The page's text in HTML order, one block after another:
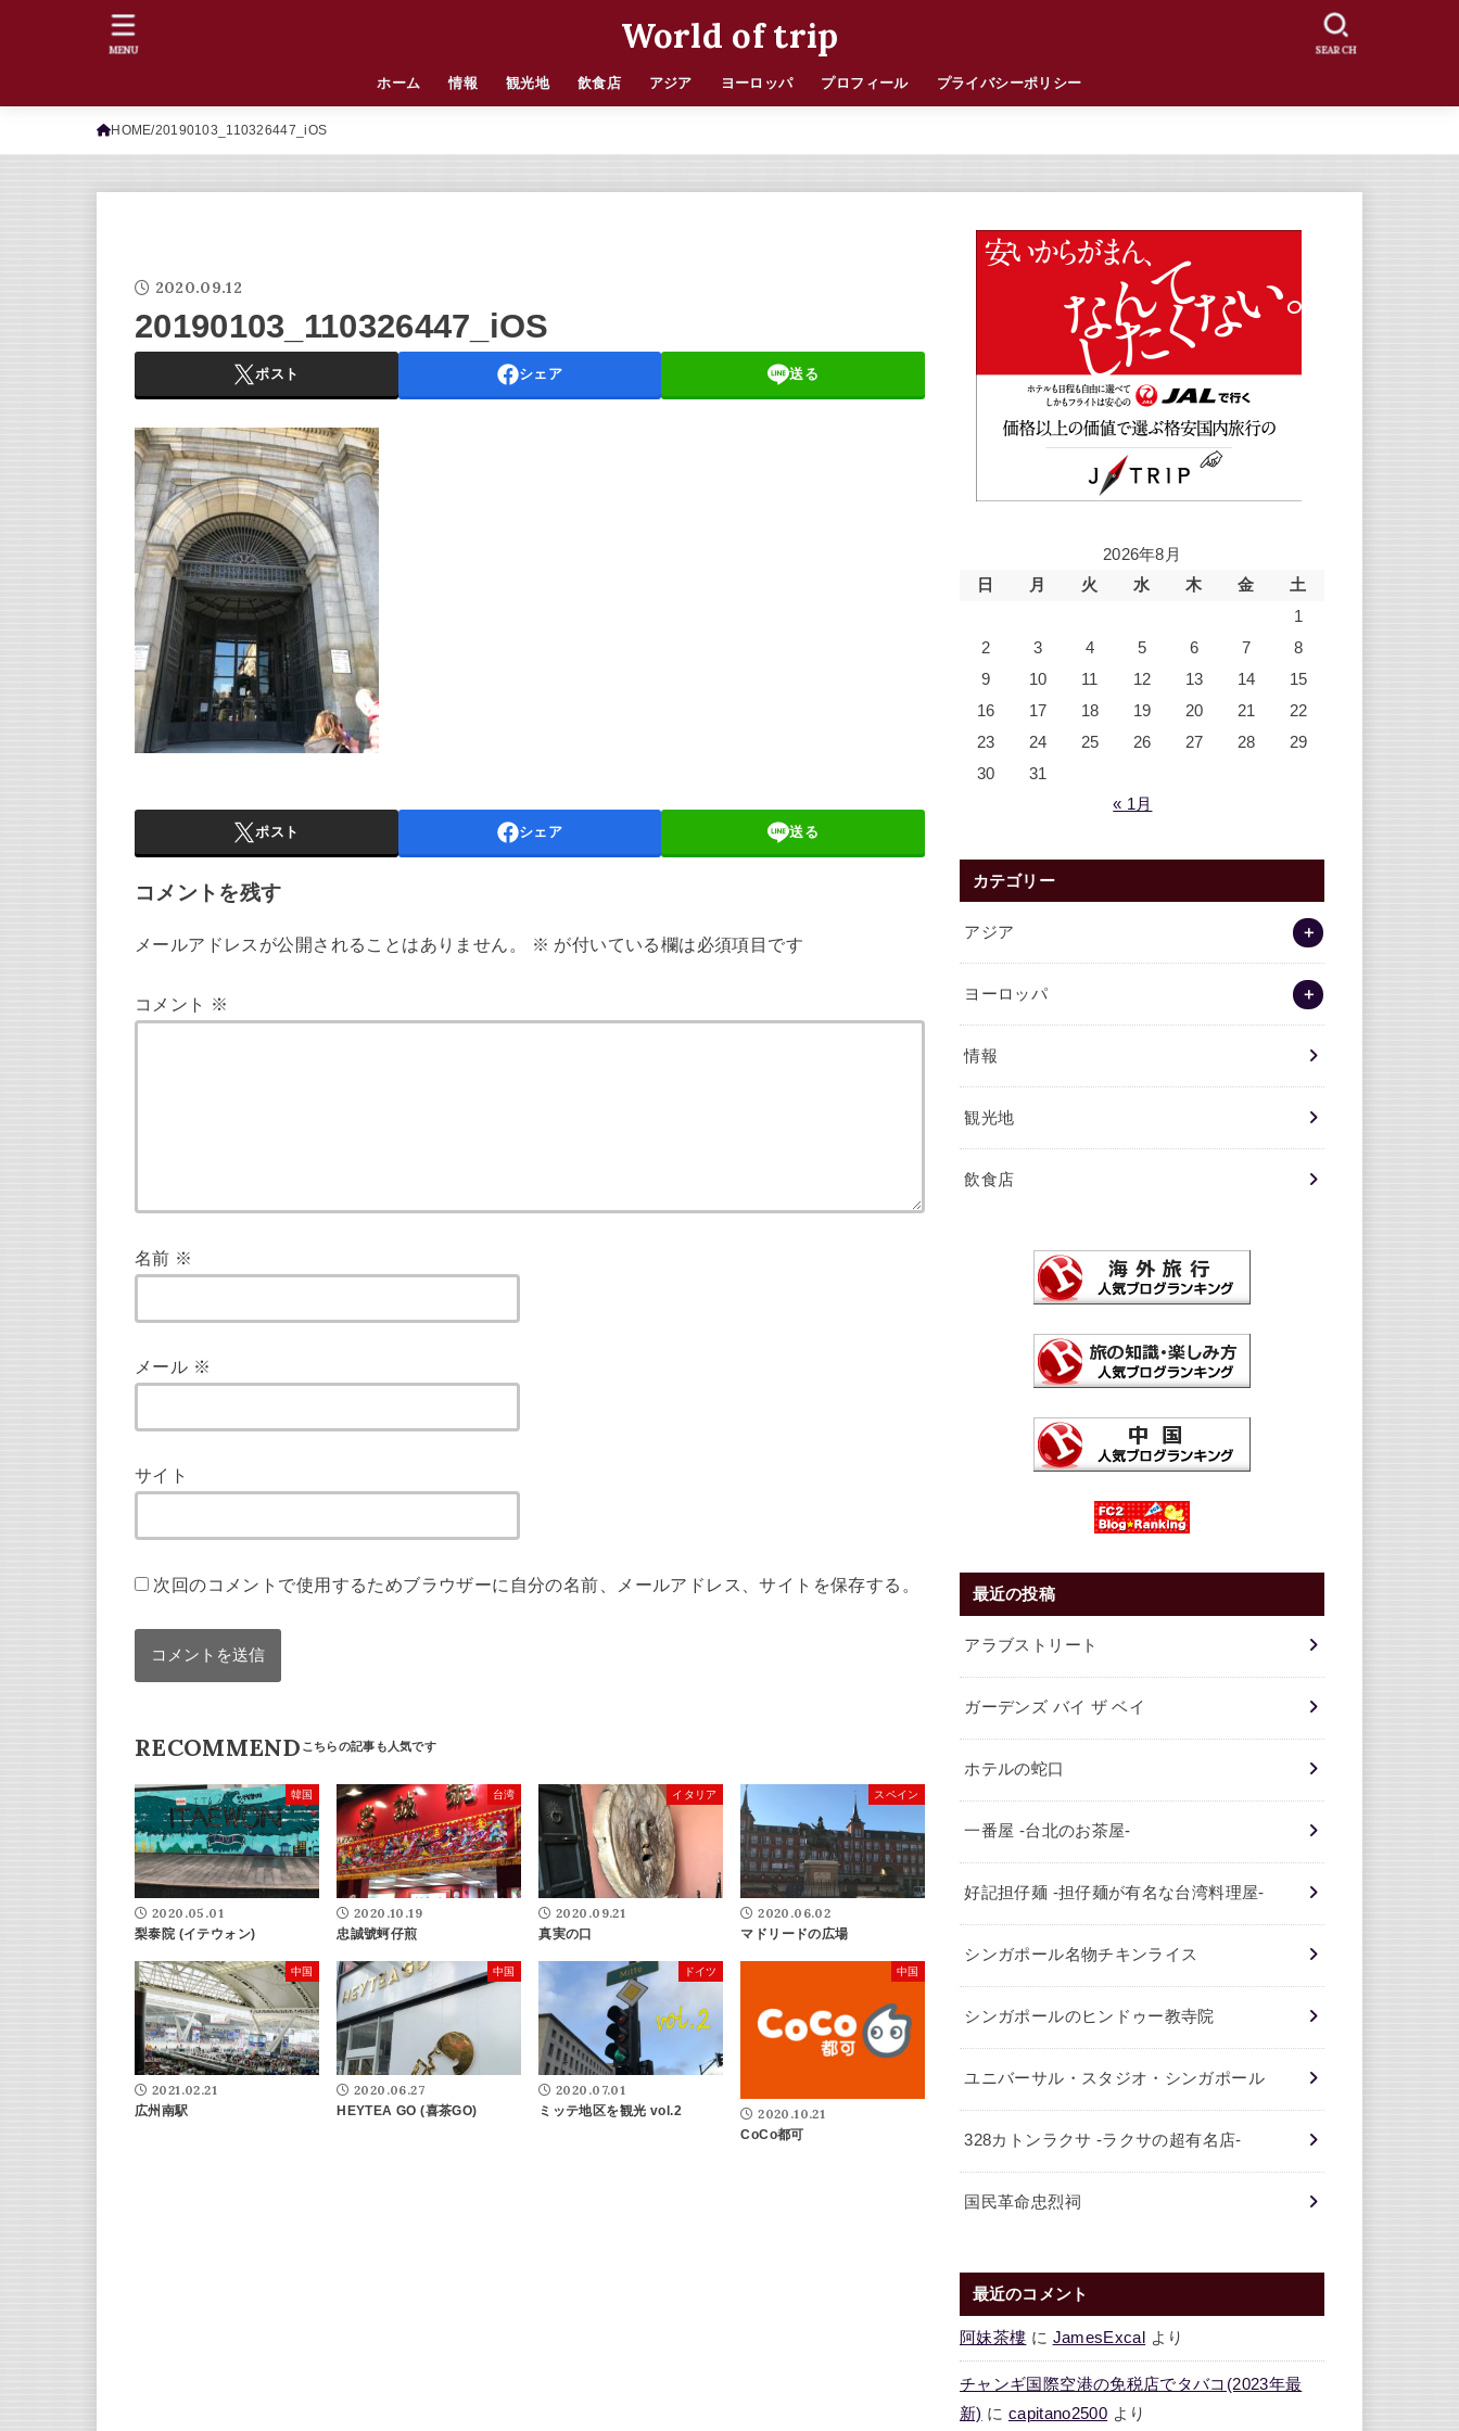
World of trip
ホーム 情報 観光地 飲食店 アジア ヨーロッパ プロフィール プライバシーポリシー
SEARCH
MENU
HOME 20190103_110326447_iOS
2020.09.12
20190103_110326447_iOS
ポスト シェア 送る
ポスト シェア 送る
コメントを残す
メールアドレスが公開されることはありません。 ※ が付いている欄は必須項目です
コメント ※
名前 ※
メール ※
サイト
次回のコメントで使用するためブラウザーに自分の名前、メールアドレス、サイトを保存する。
RECOMMEND
韓国
2020.05.01
梨泰院 (イテウォン)
台湾
2020.10.19
忠誠號蚵仔煎
イタリア
2020.09.21
真実の口
スペイン
2020.06.02
マドリードの広場
中国
2021.02.21
広州南駅
中国
2020.06.27
HEYTEA GO (喜茶GO)
ドイツ
2020.07.01
ミッテ地区を観光 vol.2
中国
2020.10.21
CoCo都可
2026年8月
日
月 火 水 木 金
土
1
2
3 4 5 6 7
8
9
10 11 12 13 14
15
16
17 18 19 20 21
22
23
24 25 26 27 28
29
30
31
« 1月
カテゴリー
アジア
ヨーロッパ
情報
観光地
飲食店
最近の投稿
アラブストリート
ガーデンズ バイ ザ ベイ
ホテルの蛇口
一番屋 -台北のお茶屋-
好記担仔麺 -担仔麺が有名な台湾料理屋-
シンガポール名物チキンライス
シンガポールのヒンドゥー教寺院
ユニバーサル・スタジオ・シンガポール
328カトンラクサ -ラクサの超有名店-
国民革命忠烈祠
最近のコメント
阿妹茶樓 に JamesExcal より
チャンギ国際空港の免税店でタバコ(2023年最
新) に capitano2500 より